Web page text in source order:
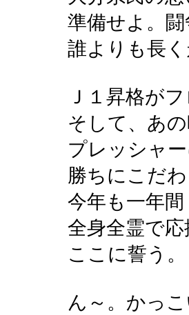
準備せよ。
誰よりも長
Ｊ１昇格が
そして、あ
プレッシャ
勝ちにこだ
今年も一年間
全身全霊で
ここに誓う。
ん～。かっ